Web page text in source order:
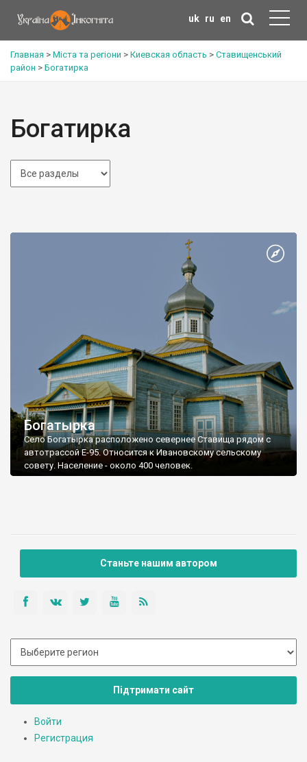
uk ru en
Главная > Міста та регіони > Киевская область > Ставищенський
район > Богатирка
Богатирка
Богатырка
Село Богатырка расположено севернее Ставища рядом с
автотрассой Е-95. Относится к Ивановскому сельскому
совету. Население - около 400 человек.
Станьте нашим автором
Підтримати сайт
Войти
Регистрация